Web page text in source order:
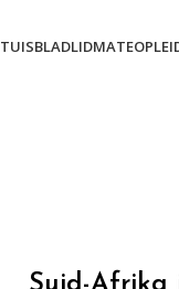
TUISBLADLIDMATE